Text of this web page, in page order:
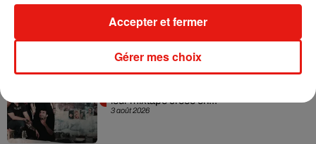
6 août 2026
dimension avec son premier...
3 août 2026
leur mixtape créée en...
Gérer mes choix
Accepter et fermer